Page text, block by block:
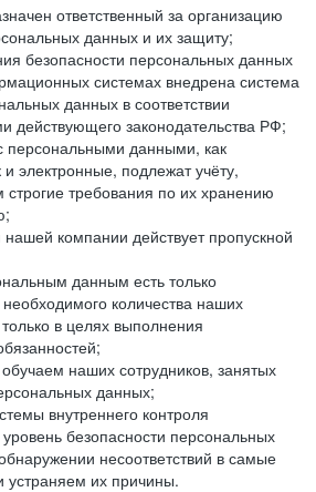
ответственный за организацию
данных и их защиту;
безопасности персональных данных
системах внедрена система
данных в соответствии
действующего законодательства РФ;
персональными данными, как
электронные, подлежат учёту,
требования по их хранению
нашей компании действует пропускной
данным есть только
количества наших
в целях выполнения
наших сотрудников, занятых
данных;
внутреннего контроля
безопасности персональных
несоответствий в самые
устраняем их причины.